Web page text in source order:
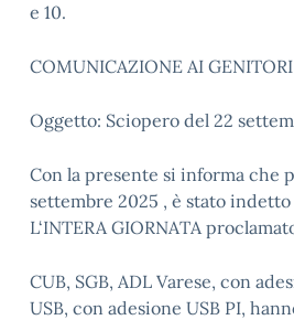
e 10.
COMUNICAZIONE AI GENITORI
Oggetto: Sciopero del 22
Con la presente si informa che
settembre 2025 , è stato indetto
L‘INTERA GIORNATA
CUB, SGB, ADL Varese, con
USB, con adesione USB PI,